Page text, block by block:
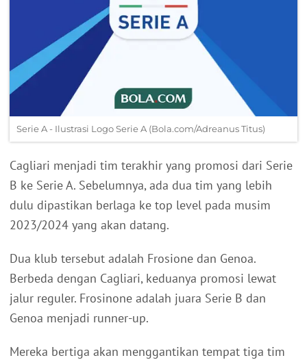
Serie A - Ilustrasi Logo Serie A (Bola.com/Adreanus Titus)
Cagliari menjadi tim terakhir yang promosi dari Serie
B ke Serie A. Sebelumnya, ada dua tim yang lebih
dulu dipastikan berlaga ke top level pada musim
2023/2024 yang akan datang.
Dua klub tersebut adalah Frosione dan Genoa.
Berbeda dengan Cagliari, keduanya promosi lewat
jalur reguler. Frosinone adalah juara Serie B dan
Genoa menjadi runner-up.
Mereka bertiga akan menggantikan tempat tiga tim